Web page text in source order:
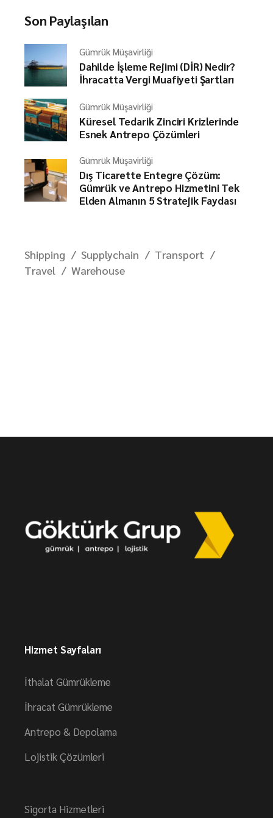
Son Paylaşılan
Gümrük Müşavirliği
Dahilde İşleme Rejimi (DİR) Nedir?
İhracatta Vergi Muafiyeti Şartları
Gümrük Müşavirliği
Küresel Tedarik Zinciri Krizlerinde
Esnek Antrepo Çözümleri
Gümrük Müşavirliği
Dış Ticarette Entegre Çözüm:
Gümrük ve Antrepo Hizmetini Tek
Elden Almanın 5 Stratejik Faydası
Shipping Supplychain
Transport
Travel
Warehouse
Hizmet Sayfaları
İthalat Gümrükleme
İhracat Gümrükleme
Antrepo & Depolama
Lojistik Çözümleri
Sigorta Hizmetleri